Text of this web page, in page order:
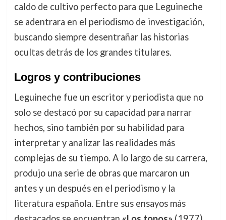
caldo de cultivo perfecto para que Leguineche
se adentrara en el periodismo de investigación,
buscando siempre desentrañar las historias
ocultas detrás de los grandes titulares.
Logros y contribuciones
Leguineche fue un escritor y periodista que no
solo se destacó por su capacidad para narrar
hechos, sino también por su habilidad para
interpretar y analizar las realidades más
complejas de su tiempo. A lo largo de su carrera,
produjo una serie de obras que marcaron un
antes y un después en el periodismo y la
literatura española. Entre sus ensayos más